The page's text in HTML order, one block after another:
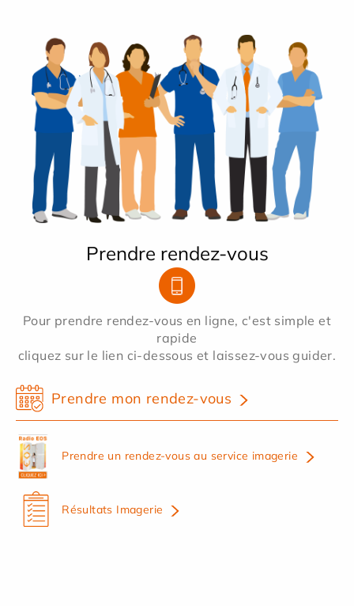
Prendre rendez-vous
Pour prendre rendez-vous en ligne, c'est simple et
rapide
cliquez sur le lien ci-dessous et laissez-vous guider.
Prendre mon rendez-vous
Prendre un rendez-vous au service imagerie
Résultats Imagerie